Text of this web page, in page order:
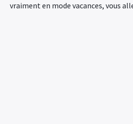
vraiment en mode vacances, vous